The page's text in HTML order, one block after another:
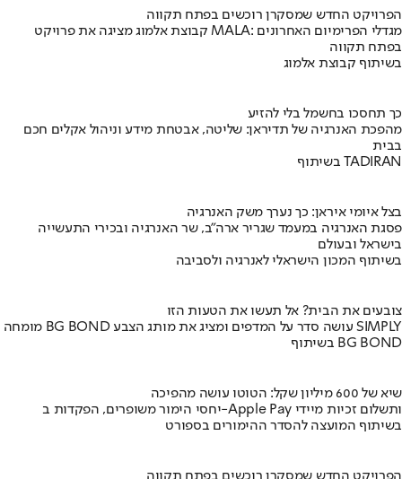
הפרויקט החדש שמסקרן רוכשים בפתח תקווה
קבוצת אלמוג מציגה את פרויקט MALA: מגדלי הפרימיום האחרונים
בפתח תקווה
בשיתוף קבוצת אלמוג
כך תחסכו בחשמל בלי להזיע
מהפכת האנרגיה של תדיראן: שליטה, אבטחת מידע וניהול אקלים חכם
בבית
בשיתוף TADIRAN
בצל איומי איראן: כך נערך משק האנרגיה
פסגת האנרגיה במעמד שגריר ארה"ב, שר האנרגיה ובכירי התעשייה
בישראל ובעולם
בשיתוף המכון הישראלי לאנרגיה ולסביבה
צובעים את הבית? אל תעשו את הטעות הזו
מומחה BG BOND עושה סדר על המדפים ומציג את מותג הצבע SIMPLY
בשיתוף BG BOND
שיא של 600 מיליון שקל: הטוטו עושה מהפיכה
יחסי הימור משופרים, הפקדות ב-Apple Pay ותשלום זכיות מיידי
בשיתוף המועצה להסדר ההימורים בספורט